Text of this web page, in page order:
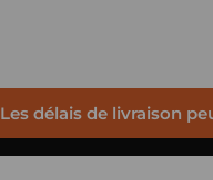
Les délais de livraison